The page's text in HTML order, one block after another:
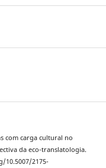
com carga cultural no
da eco-translatologia.
10.5007/2175-